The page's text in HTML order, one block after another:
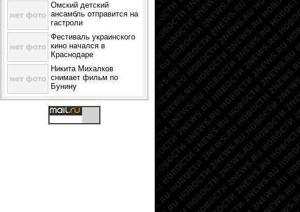
Омский детский
ансамбль отправится на
гастроли
Фестиваль украинского
кино начался в
Краснодаре
Никита Михалков
снимает фильм по
Бунину